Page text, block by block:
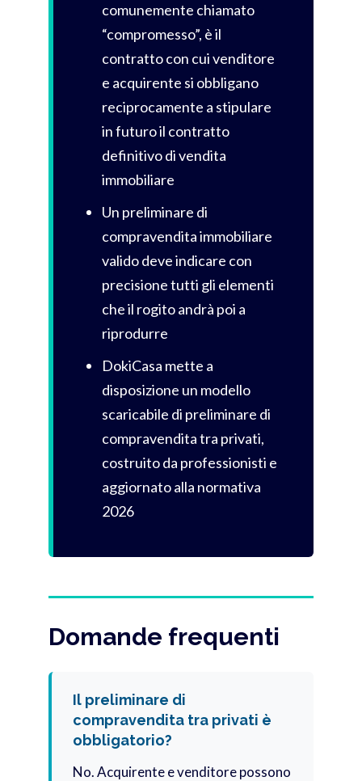
comunemente chiamato
“compromesso”, è il
contratto con cui venditore
e acquirente si obbligano
reciprocamente a stipulare
in futuro il contratto
definitivo di vendita
immobiliare
Un preliminare di
compravendita immobiliare
valido deve indicare con
precisione tutti gli elementi
che il rogito andrà poi a
riprodurre
DokiCasa mette a
disposizione un modello
scaricabile di preliminare di
compravendita tra privati,
costruito da professionisti e
aggiornato alla normativa
2026
Domande frequenti
Il preliminare di
compravendita tra privati è
obbligatorio?
No. Acquirente e venditore possono